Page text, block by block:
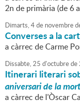
2n de primària (de 6
Dimarts,4de novembre
Converses a la
a càrrec de Carme
Dissabte,25 d'octubrede
Itinerari literari
aniversari de la
a càrrec de l'Òscar